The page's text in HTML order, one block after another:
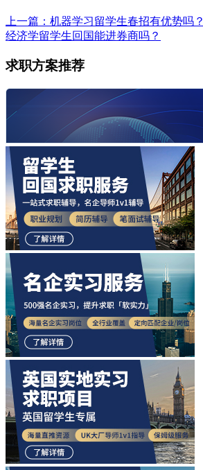
上一篇：机器学习留学生春招有优势吗？
经济学留学生回国能进券商吗？
求职方案推荐